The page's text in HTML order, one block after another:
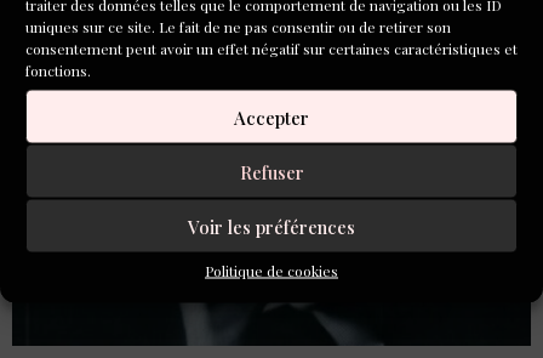
traiter des données telles que le comportement de navigation ou les ID
uniques sur ce site. Le fait de ne pas consentir ou de retirer son
consentement peut avoir un effet négatif sur certaines caractéristiques et
fonctions.
Accepter
Refuser
Voir les préférences
Politique de cookies